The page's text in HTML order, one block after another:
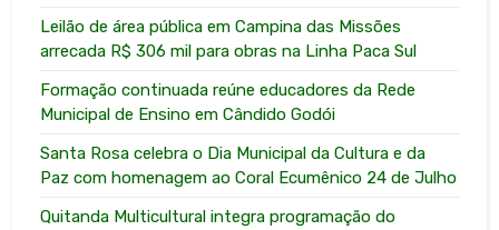
Leilão de área pública em Campina das Missões
arrecada R$ 306 mil para obras na Linha Paca Sul
Formação continuada reúne educadores da Rede
Municipal de Ensino em Cândido Godói
Santa Rosa celebra o Dia Municipal da Cultura e da
Paz com homenagem ao Coral Ecumênico 24 de Julho
Quitanda Multicultural integra programação do